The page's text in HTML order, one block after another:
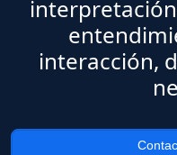
interacción,